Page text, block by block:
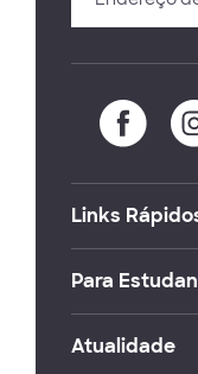
Links
Para
Atualidade